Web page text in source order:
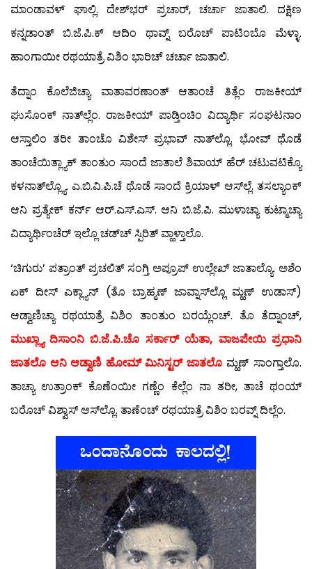
ಮಾಂಡಾವಳ್ ಘಾಲ್ಲಿ. ದೇಶ್‍ಭರ್ ಪ್ರಚಾರ್, ಚರ್ಚಾ ಜಾತಾಲಿ. ದಕ್ಷಿಣ
ಕನ್ನಡಾಂತ್ ಬಿ.ಜೆ.ಪಿ.ಕ್ ಆದಿಂ ಥಾವ್ನ್ ಬರೊಚ್ ಪಾಟಿಂಬೊ ಮೆಳ್ಳಾ.
ಹಾಂಗಾಯೀ ರಥಯಾತ್ರೆ ವಿಶಿಂ ಭಾರಿಚ್ ಚರ್ಚಾ ಜಾತಾಲಿ.
ತೆದ್ನಾಂ ಕೊಲೆಜಿಚ್ಯಾ ವಾತಾವರಣಾಂತ್ ಆತಾಂಚೆ ತಿತ್ಲೆಂ ರಾಜಕೀಯ್
ಘುಸೊಂಕ್ ನಾತ್‍ಲ್ಲೆಂ. ರಾಜಕೀಯ್ ಪಾಡ್ತಿಂಚಿಂ ವಿದ್ಯಾರ್ಥಿ ಸಂಘಟನಾಂ
ಆಸ್ತಾಲಿಂ ತರೀ ತಾಂಚೊ ವಿಶೇಸ್ ಪ್ರಭಾವ್ ನಾತ್‍ಲ್ಲೊ. ಭೋವ್ ಥೊಡೆ
ತಾಂಚೆಯಿತ್ಲ್ಯಾಕ್ ತಾಂತುಂ ಸಾಂದೆ ಜಾತಾಲೆ ಶಿವಾಯ್ ಹೆರ್ ಚಟುವಟಿಕ್ಯೊ
ಕಳನಾತ್‍ಲ್ಲ್ಯೊ. ಎ.ಬಿ.ವಿ.ಪಿ.ಚೆ ಥೊಡೆ ಸಾಂದೆ ಕ್ರಿಯಾಳ್ ಆಸ್‍ಲ್ಲೆ. ತಸಲ್ಯಾಂಕ್
ಆನಿ ಪ್ರತ್ಯೇಕ್ ಕರ್ನ್ ಆರ್.ಎಸ್.ಎಸ್. ಆನಿ ಬಿ.ಜೆ.ಪಿ. ಮುಳಾಚ್ಯಾ ಕುಟ್ಮಾಚ್ಯಾ
ವಿದ್ಯಾರ್ಥಿಂಚೆರ್ ಇಲ್ಲೊ ಚಡ್‍ಚ್ ಸ್ಪಿರಿತ್ ವ್ಹಾಳ್ತಾಲೊ.
‘ಚಿಗುರು’ ಪತ್ರಾಂತ್ ಪ್ರಚಲಿತ್ ಸಂಗ್ತಿ ಅಪ್ರೂಪ್ ಉಲ್ಲೇಖ್ ಜಾತಾಲ್ಯೊ. ಅಶೆಂ
ಏಕ್ ದೀಸ್ ಎಕ್ಲ್ಯಾನ್ (ತೊ ಬ್ರಾಹ್ಮಣ್ ಜಾವ್ನಾಸ್‍ಲ್ಲೊ ಮ್ಹಣ್ ಉಡಾಸ್)
ಆಡ್ವಾಣಿಚ್ಯಾ ರಥಯಾತ್ರೆ ವಿಶಿಂ ತಾಂತುಂ ಬರಯ್ಲೆಂಚ್. ತೊ ತೆದ್ನಾಂಚ್,
ಮುಖ್ಲ್ಯಾ ದಿಸಾಂನಿ ಬಿ.ಜೆ.ಪಿ.ಚೊ ಸರ್ಕಾರ್ ಯೆತಾ, ವಾಜಪೇಯಿ ಪ್ರಧಾನಿ
ಜಾತಲೊ ಆನಿ ಆಡ್ವಾಣಿ ಹೋಮ್ ಮಿನಿಸ್ಟರ್ ಜಾತಲೊಮ್ಹಣ್ ಸಾಂಗ್ತಾಲೊ.
ತಾಚ್ಯಾ ಉತ್ರಾಂಕ್ ಕೊಣೆಂಯೀ ಗಣ್ಣೆಂ ಕೆಲ್ಲೆಂ ನಾ ತರೀ, ತಾಚೆ ಥಂಯ್
ಬರೊಚ್ ವಿಶ್ವಾಸ್ ಆಸ್‍ಲ್ಲೊ. ತಾಣೆಂಚ್ ರಥಯಾತ್ರೆ ವಿಶಿಂ ಬರವ್ನ್ ದಿಲ್ಲೆಂ.